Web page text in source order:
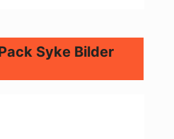
Syke Bilder